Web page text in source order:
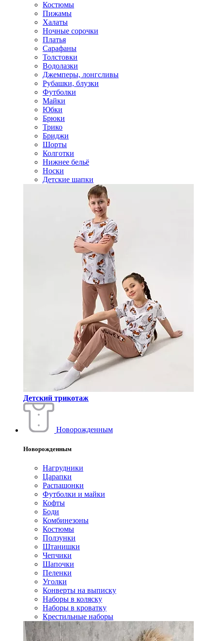
Костюмы
Пижамы
Халаты
Ночные сорочки
Платья
Сарафаны
Толстовки
Водолазки
Джемперы, лонгсливы
Рубашки, блузки
Футболки
Майки
Юбки
Брюки
Трико
Бриджи
Шорты
Колготки
Нижнее бельё
Носки
Детские шапки
Детский трикотаж
Новорожденным
Новорожденным
Нагрудники
Царапки
Распашонки
Футболки и майки
Кофты
Боди
Комбинезоны
Костюмы
Ползунки
Штанишки
Чепчики
Шапочки
Пеленки
Уголки
Конверты на выписку
Наборы в коляску
Наборы в кроватку
Крестильные наборы